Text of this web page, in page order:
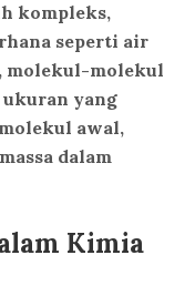
kompleks,
seperti air
molekul-molekul
yang
awal,
dalam
Kimia